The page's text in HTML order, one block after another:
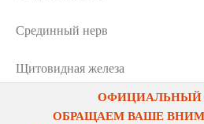
Срединный нерв
Щитовидная железа
ОФИЦИАЛЬНЫЙ
ОБРАЩАЕМ ВАШЕ